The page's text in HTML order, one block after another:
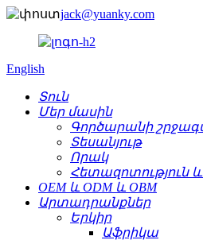
jack@yuanky.com
English
Տուն
Մեր մասին
Գործարանի
Տեսանյութ
Որակ
Հետազոտություն
OEM և ODM և OBM
Արտադրանքներ
Երկիր
Աֆրիկա